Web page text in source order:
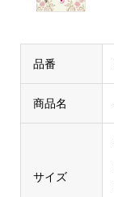
品番
商品名
サイズ